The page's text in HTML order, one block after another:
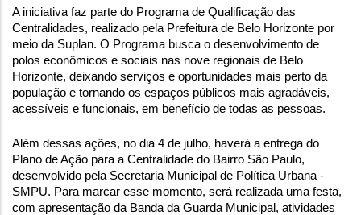
A iniciativa faz parte do Programa de Qualificação das
Centralidades, realizado pela Prefeitura de Belo Horizonte por
meio da Suplan. O Programa busca o desenvolvimento de
polos econômicos e sociais nas nove regionais de Belo
Horizonte, deixando serviços e oportunidades mais perto da
população e tornando os espaços públicos mais agradáveis,
acessíveis e funcionais, em benefício de todas as pessoas.
Além dessas ações, no dia 4 de julho, haverá a entrega do
Plano de Ação para a Centralidade do Bairro São Paulo,
desenvolvido pela Secretaria Municipal de Política Urbana -
SMPU. Para marcar esse momento, será realizada uma festa,
com apresentação da Banda da Guarda Municipal, atividades